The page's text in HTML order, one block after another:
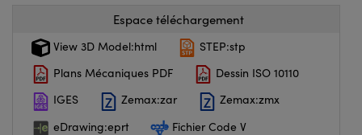
Espace téléchargement
View 3D Model:html
STEP:stp
Plans Mécaniques PDF
Dessin ISO 10110
IGES
Zemax:zar
Zemax:zmx
eDrawing:eprt
Fichier Code V